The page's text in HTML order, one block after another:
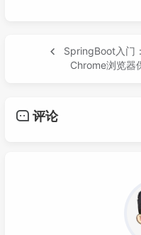
SpringBoot入门
Chrome浏览器
评论